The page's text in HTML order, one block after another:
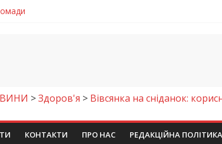
Україні
водогоні
>Здоров'я > Вівсянка на сніданок:
КОНТАКТИ ПРО НАС РЕДАКЦІЙНА ПОЛІТИКА